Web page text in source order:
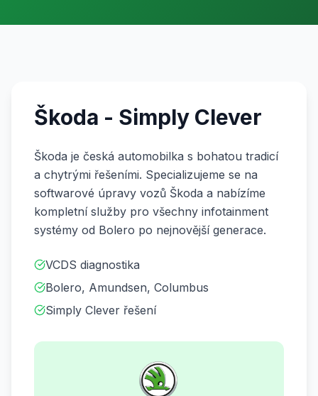
Škoda - Simply Clever
Škoda je česká automobilka s bohatou tradicí
a chytrými řešeními. Specializujeme se na
softwarové úpravy vozů Škoda a nabízíme
kompletní služby pro všechny infotainment
systémy od Bolero po nejnovější generace.
VCDS diagnostika
Bolero, Amundsen, Columbus
Simply Clever řešení